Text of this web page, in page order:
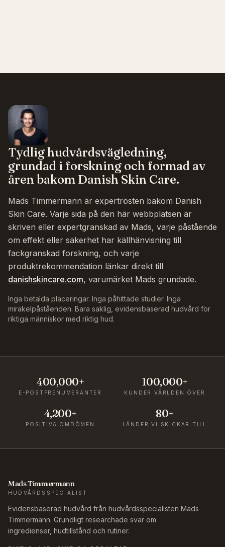
Tydlig hudvårdsvägledning,
grundad i forskning och formad av
åren bakom Danish Skin Care.
Mads Timmermann är expertrösten bakom Danish
Skin Care. Varje sida på den här webbplatsen är
skriven eller expertgranskad av Mads, varje påstående
om effekt eller säkerhet har källhänvisning till
fackgranskad forskning, och varje
produktrekommendation länkar direkt till
danishskincare.com, varumärket Mads grundade.
Inga betalda placeringar. Inga påhittade studier. Inga
mirakelpåståenden. Bara saklig, evidensbaserad hudvård för
riktiga människor med riktig hud.
400,000+
E-POSTPRENUMERANTER
100,000+
KUNDER VÄRLDEN ÖVER
4,200+
POSITIVA OMDÖMEN
80+
LÄNDER VI SKICKAR TILL
Mads Timmermann
HUDVÅRDSSPECIALIST
Evidensbaserad hudvård från hudvårdsspecialisten Mads
Timmermann. Grundligt researchade svar om
ingredienser, hudtillstånd och rutiner.